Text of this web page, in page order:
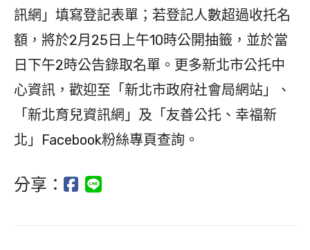
訊網」填寫登記表單；若登記人數超過收托名
額，將於2月25日上午10時公開抽籤，並於當
日下午2時公告錄取名單。更多新北市公托中
心資訊，歡迎至「新北市政府社會局網站」、
「新北育兒資訊網」及「友善公托、幸福新
北」Facebook粉絲專頁查詢。
分享：